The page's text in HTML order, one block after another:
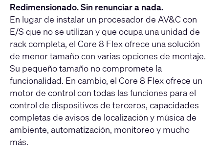
Redimensionado. Sin renunciar a nada.
En lugar de instalar un procesador de AV&C con
E/S que no se utilizan y que ocupa una unidad de
rack completa, el Core 8 Flex ofrece una solución
de menor tamaño con varias opciones de montaje.
Su pequeño tamaño no compromete la
funcionalidad. En cambio, el Core 8 Flex ofrece un
motor de control con todas las funciones para el
control de dispositivos de terceros, capacidades
completas de avisos de localización y música de
ambiente, automatización, monitoreo y mucho
más.